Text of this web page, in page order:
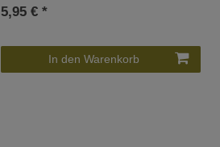
5,95 € *
In den Warenkorb